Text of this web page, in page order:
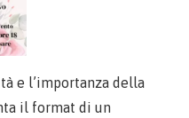
e l’importanza della
il format di un